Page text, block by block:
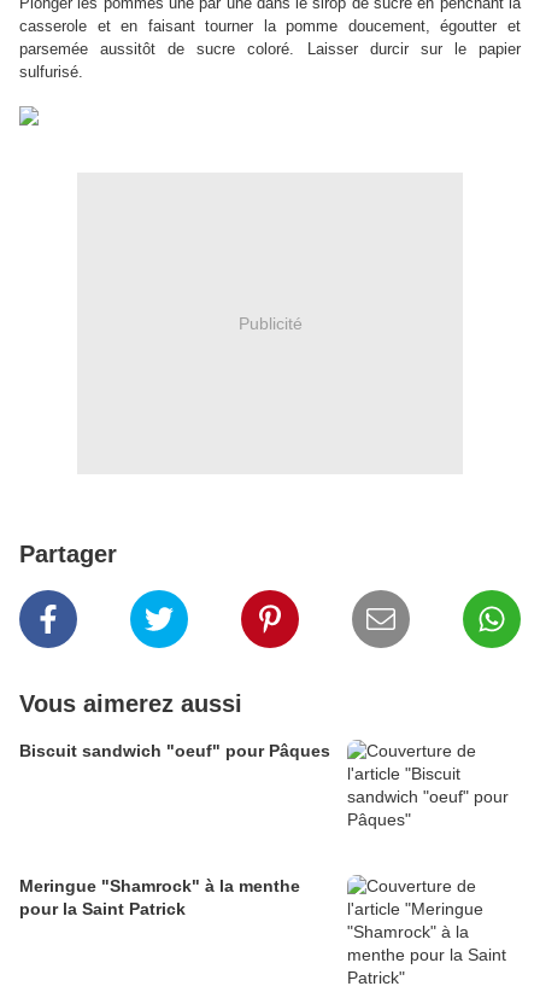
casserole et en faisant tourner la pomme doucement, égoutter et
parsemée aussitôt de sucre coloré. Laisser durcir sur le papier
sulfurisé.
Publicité
Partager
Vous aimerez aussi
Biscuit sandwich "oeuf" pour Pâques
Meringue "Shamrock" à la menthe
pour la Saint Patrick